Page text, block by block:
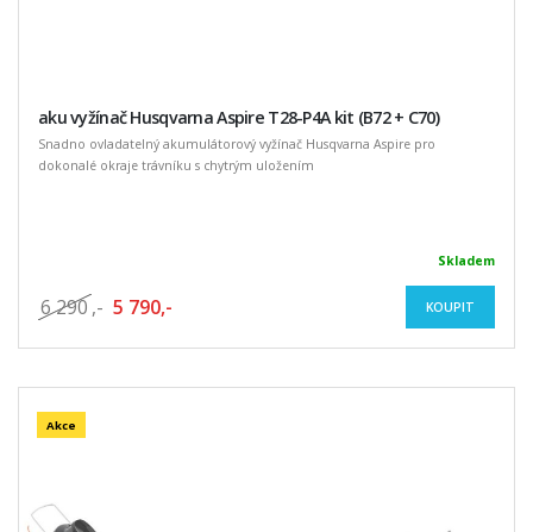
aku vyžínač Husqvarna Aspire T28-P4A kit (B72 + C70)
Snadno ovladatelný akumulátorový vyžínač Husqvarna Aspire pro
dokonalé okraje trávníku s chytrým uložením
Skladem
6 290 ,- 5 790,- KOUPIT
Akce